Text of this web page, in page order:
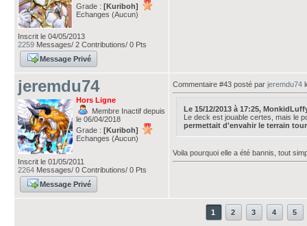
Grade : [Kuriboh]
Echanges (Aucun)
Inscrit le 04/05/2013
2259 Messages/ 2 Contributions/ 0 Pts
Message Privé
jeremdu74
Hors Ligne
Membre Inactif depuis
le 06/04/2018
Grade : [Kuriboh]
Echanges (Aucun)
Inscrit le 01/05/2011
2264 Messages/ 0 Contributions/ 0 Pts
Message Privé
Commentaire #43 posté par jeremdu74
Le 15/12/2013 à 17:25,
Le deck est jouable certes, mais le
permettait d'envahir le terrain
Voila pourquoi elle a été bannis, tout
1 2 3 4 5